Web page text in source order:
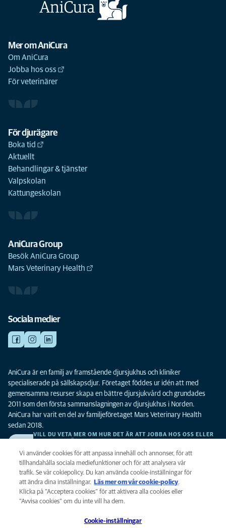
Mer om AniCura
Om AniCura
Jobba hos oss
För veterinärer
För djurägare
Boka tid
Aktuellt
Behandlingar & tjänster
Valpskolan
Kattungeskolan
AniCura Group
Besök AniCura Group
Mars Veterinary Health
Sociala medier
AniCura är en familj av framstående djursjukhus och kliniker
specialiserade på sällskapsdjur. Företaget föddes ur idén att med
gemensamma resurser skapa en bättre djursjukvård och grundades
2011 som den första sammanslagningen av djursjukhus i Norden.
AniCura har varit en del av familjeföretaget Mars Veterinary Health
sedan 2018.
VILL DU VETA MER OM HUR DET ÄR ATT JOBBA HOS OSS ELLER
Integritet
Legalt
Vi använder cookies för att anpassa innehåll och annonser, för att
tillhandahålla sociala mediefunktioner och för att analysera vår
trafik. Se vår cokiepolicy. Du kan använda cookie-inställningar för
att ändra dina inställningar.
Läs mer om vår cookie-policy(opens in a
new tab)
.
Klicka på ”Acceptera cookies” för att aktivera alla cookies eller
”Avvisa cookies” om du inte vill ha dem.
Cookie-inställningar